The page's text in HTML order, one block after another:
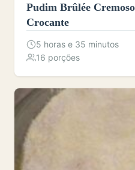
Pudim Brûlée
Crocante
5 horas e 35 minutos
16 porções